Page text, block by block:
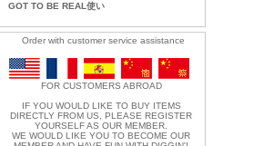
GOT TO BE REAL使い
Order with customer service assistance
FOR CUSTOMERS ABROAD
IF YOU WOULD LIKE TO BUY ITEMS
DIRECTLY FROM US, PLEASE REGISTER
YOURSELF AS OUR MEMBER.
WE WOULD LIKE YOU TO BECOME OUR